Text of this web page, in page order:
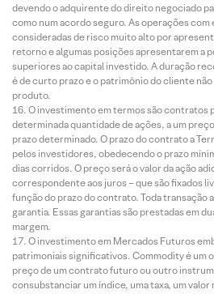
devendo o adquirente do direito negociado
como num acordo seguro. As operações com
consideradas de risco muito alto por
retorno e algumas posições apresentarem a
superiores ao capital investido. A duração
é de curto prazo e o patrimônio do cliente
produto.
O investimento em termos são contratos
determinada quantidade de ações, a um
prazo determinado. O prazo do contrato a
pelos investidores, obedecendo o prazo
dias corridos. O preço será o valor da ação
correspondente aos juros – que são fixados
função do prazo do contrato. Toda transação
garantia. Essas garantias são prestadas em
margem.
O investimento em Mercados Futuros
patrimoniais significativos. Commodity é um
preço de um contrato futuro ou outro
consubstanciar um índice, uma taxa, um